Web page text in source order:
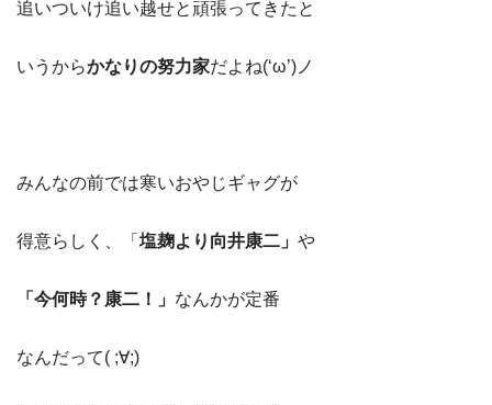
追いついけ追い越せと頑張ってきたと
いうからかなりの努力家だよね(‘ω’)ノ
みんなの前では寒いおやじギャグが
得意らしく、「 塩麹より向井康二」 や
「今何時？康二！」 なんかが定番
なんだって( ;∀;)